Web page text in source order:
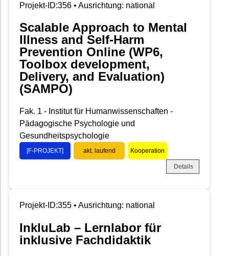
Projekt-ID:356 • Ausrichtung: national
Scalable Approach to Mental
Illness and Self-Harm
Prevention Online (WP6,
Toolbox development,
Delivery, and Evaluation)
(SAMPO)
Fak. 1 - Institut für Humanwissenschaften -
Pädagogische Psychologie und
Gesundheitspsychologie
[F-PROJEKT] akt. laufend Kooperation
Details
Projekt-ID:355 • Ausrichtung: national
InkluLab – Lernlabor für
inklusive Fachdidaktik